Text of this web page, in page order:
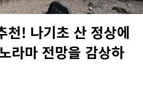
천! 나기초 산 정상에
라마 전망을 감상하